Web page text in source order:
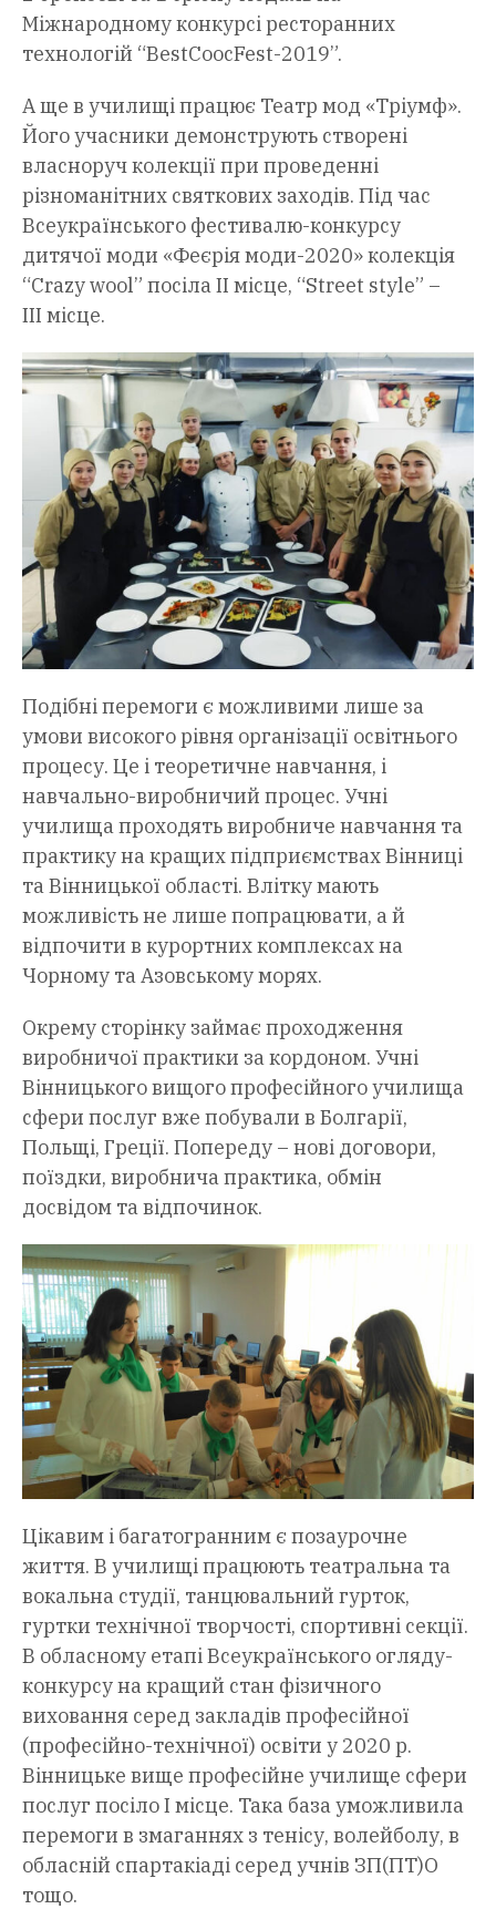
Міжнародному конкурсі ресторанних
технологій “BestCoocFest-2019”.
А ще в училищі працює Театр мод «Тріумф».
Його учасники демонструють створені
власноруч колекції при проведенні
різноманітних святкових заходів. Під час
Всеукраїнського фестивалю-конкурсу
дитячої моди «Феєрія моди-2020» колекція
“Crazy wool” посіла ІІ місце, “Street style” –
ІІІ місце.
Подібні перемоги є можливими лише за
умови високого рівня організації освітнього
процесу. Це і теоретичне навчання, і
навчально-виробничий процес. Учні
училища проходять виробниче навчання та
практику на кращих підприємствах Вінниці
та Вінницької області. Влітку мають
можливість не лише попрацювати, а й
відпочити в курортних комплексах на
Чорному та Азовському морях.
Окрему сторінку займає проходження
виробничої практики за кордоном. Учні
Вінницького вищого професійного училища
сфери послуг вже побували в Болгарії,
Польщі, Греції. Попереду – нові договори,
поїздки, виробнича практика, обмін
досвідом та відпочинок.
Цікавим і багатогранним є позаурочне
життя. В училищі працюють театральна та
вокальна студії, танцювальний гурток,
гуртки технічної творчості, спортивні секції.
В обласному етапі Всеукраїнського огляду-
конкурсу на кращий стан фізичного
виховання серед закладів професійної
(професійно-технічної) освіти у 2020 р.
Вінницьке вище професійне училище сфери
послуг посіло І місце. Така база уможливила
перемоги в змаганнях з тенісу, волейболу, в
обласній спартакіаді серед учнів ЗП(ПТ)О
тощо.